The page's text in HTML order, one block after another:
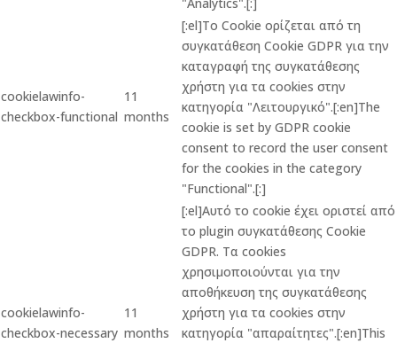
"Analytics".[:]
cookielawinfo-
checkbox-functional
11
months
[:el]Το Cookie ορίζεται από τη
συγκατάθεση Cookie GDPR για την
καταγραφή της συγκατάθεσης
χρήστη για τα cookies στην
κατηγορία "Λειτουργικό".[:en]The
cookie is set by GDPR cookie
consent to record the user consent
for the cookies in the category
"Functional".[:]
cookielawinfo-
checkbox-necessary
11
months
[:el]Αυτό το cookie έχει οριστεί από
το plugin συγκατάθεσης Cookie
GDPR. Τα cookies
χρησιμοποιούνται για την
αποθήκευση της συγκατάθεσης
χρήστη για τα cookies στην
κατηγορία "απαραίτητες".[:en]This